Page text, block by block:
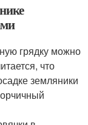
грядку можно
что
земляники